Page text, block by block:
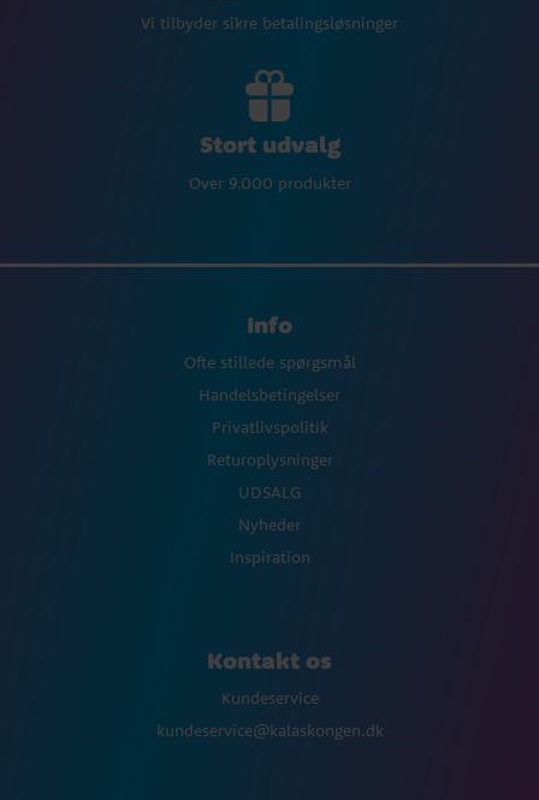
Vi tilbyder sikre betalingsløsninger
Stort udvalg
Over 9.000 produkter
Info
Ofte stillede spørgsmål
Handelsbetingelser
Privatlivspolitik
Returoplysninger
UDSALG
Nyheder
Inspiration
Kontakt os
Kundeservice
kundeservice@kalaskongen.dk